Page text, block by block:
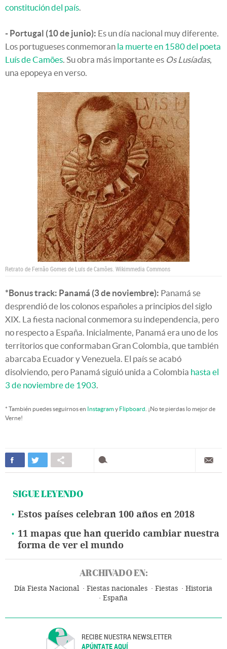
constitución del país.
- Portugal (10 de junio): Es un día nacional muy diferente.
Los portugueses conmemoran la muerte en 1580 del poeta
Luís de Camões. Su obra más importante es Os Lusíadas,
una epopeya en verso.
Retrato de Fernão Gomes de Luís de Camões. Wikimmedia Commons
*Bonus track: Panamá (3 de noviembre): Panamá se
desprendió de los colonos españoles a principios del siglo
XIX. La fiesta nacional conmemora su independencia, pero
no respecto a España. Inicialmente, Panamá era uno de los
territorios que conformaban Gran Colombia, que también
abarcaba Ecuador y Venezuela. El país se acabó
disolviendo, pero Panamá siguió unida a Colombia hasta el
3 de noviembre de 1903.
* También puedes seguirnos en Instagramy Flipboard . ¡No te pierdas lo mejor de
Verne!
SIGUE LEYENDO
Estos países celebran 100 años en 2018
11 mapas que han querido cambiar nuestra
forma de ver el mundo
ARCHIVADO EN:
Día Fiesta Nacional Fiestas nacionales Fiestas
Historia
España
RECIBE NUESTRA NEWSLETTER
APÚNTATE AQUÍ